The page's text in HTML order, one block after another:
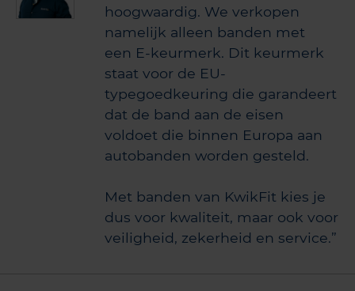
hoogwaardig. We verkopen
namelijk alleen banden met
een E-keurmerk. Dit keurmerk
staat voor de EU-
typegoedkeuring die garandeert
dat de band aan de eisen
voldoet die binnen Europa aan
autobanden worden gesteld.
Met banden van KwikFit kies je
dus voor kwaliteit, maar ook voor
veiligheid, zekerheid en service.